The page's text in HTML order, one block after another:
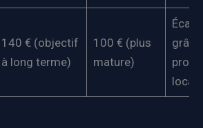
140 € (objectif
à long terme)
100 € (plus
mature)
Écart
locale